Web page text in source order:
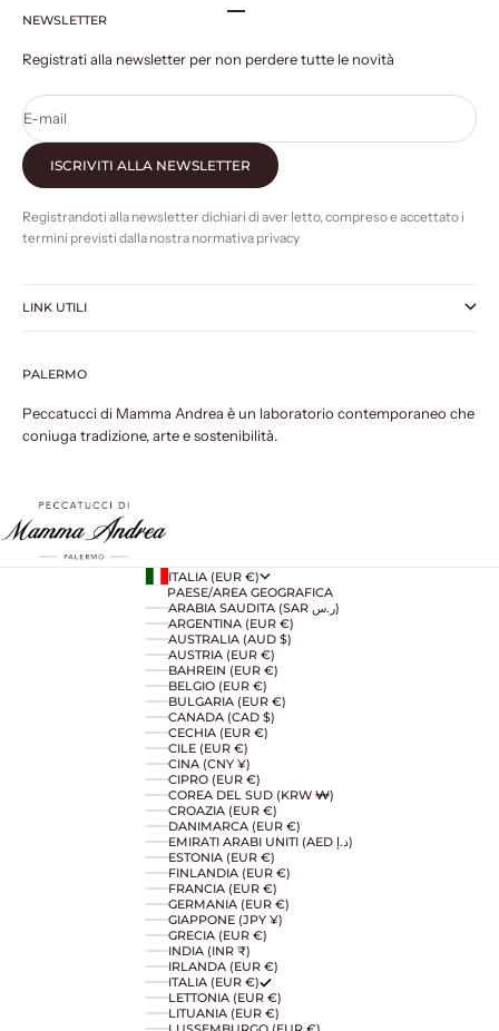
NEWSLETTER
Registrati alla newsletter per non perdere tutte le novità
E-mail
ISCRIVITI ALLA NEWSLETTER
Registrandoti alla newsletter dichiari di aver letto, compreso e accettato i
termini previsti dalla nostra normativa privacy
LINK UTILI
PALERMO
Peccatucci di Mamma Andrea è un laboratorio contemporaneo che
coniuga tradizione, arte e sostenibilità.
ITALIA (EUR €)
PAESE/AREA GEOGRAFICA
ARABIA SAUDITA (SAR ر.س)
ARGENTINA (EUR €)
AUSTRALIA (AUD $)
AUSTRIA (EUR €)
BAHREIN (EUR €)
BELGIO (EUR €)
BULGARIA (EUR €)
CANADA (CAD $)
CECHIA (EUR €)
CILE (EUR €)
CINA (CNY ¥)
CIPRO (EUR €)
COREA DEL SUD (KRW ₩)
CROAZIA (EUR €)
DANIMARCA (EUR €)
EMIRATI ARABI UNITI (AED د.إ)
ESTONIA (EUR €)
FINLANDIA (EUR €)
FRANCIA (EUR €)
GERMANIA (EUR €)
GIAPPONE (JPY ¥)
GRECIA (EUR €)
INDIA (INR ₹)
IRLANDA (EUR €)
ITALIA (EUR €)
LETTONIA (EUR €)
LITUANIA (EUR €)